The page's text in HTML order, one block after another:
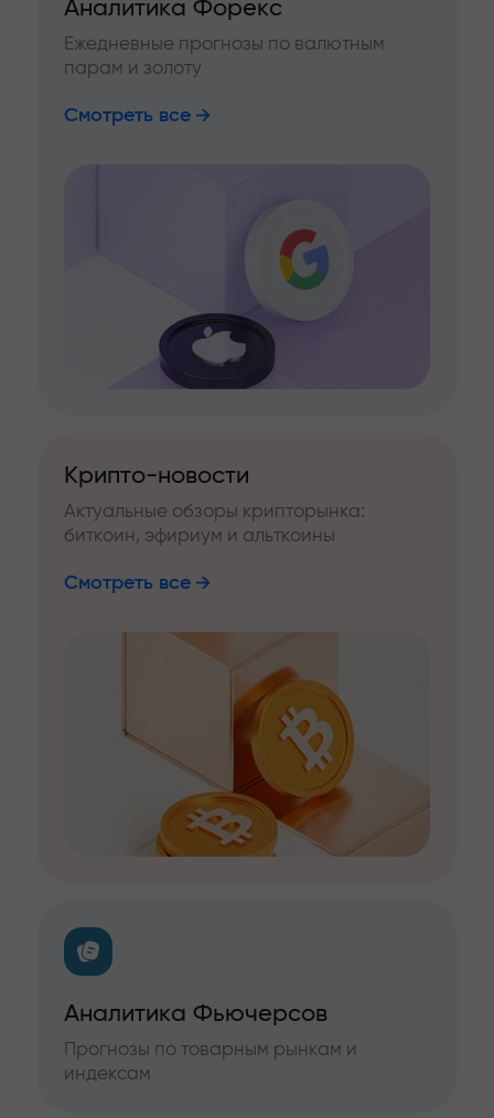
Аналитика Форекс
Ежедневные прогнозы по валютным
парам и золоту
Смотреть все
Крипто-новости
Актуальные обзоры крипторынка:
биткоин, эфириум и альткоины
Смотреть все
Аналитика Фьючерсов
Прогнозы по товарным рынкам и
индексам